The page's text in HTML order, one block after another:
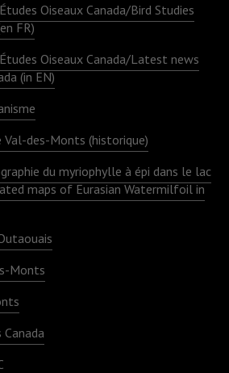
Oiseaux Canada/Bird Studies
FR)
Oiseaux Canada/Latest news
(in EN)
Val-des-Monts (historique)
du myriophylle à épi dans le lac
maps of Eurasian Watermilfoil in
Monts
Canada